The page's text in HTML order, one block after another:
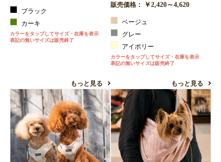
ブラック
カーキ
カラーをタップしてサイズ・在庫を表示
表記の無いサイズは販売終了
もっと見る
販売価格：
￥2,420～4,620
ベージュ
グレー
アイボリー
カラーをタップしてサイズ・在庫を表示
表記の無いサイズは販売終了
もっと見る